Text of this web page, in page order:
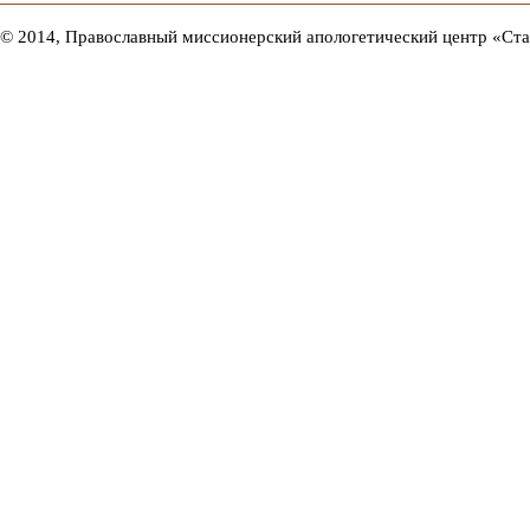
© 2014, Православный миссионерский апологетический центр